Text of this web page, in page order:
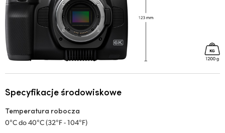
Specyfikacje środowiskowe
Temperatura robocza
0°C do 40°C (32°F - 104°F)